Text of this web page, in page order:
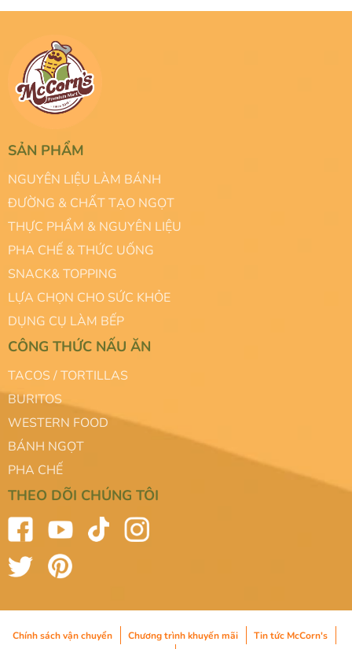
SẢN PHẨM
NGUYÊN LIỆU LÀM BÁNH
ĐƯỜNG & CHẤT TẠO NGỌT
THỰC PHẨM & NGUYÊN LIỆU
PHA CHẾ & THỨC UỐNG
SNACK& TOPPING
LỰA CHỌN CHO SỨC KHỎE
DỤNG CỤ LÀM BẾP
CÔNG THỨC NẤU ĂN
TACOS / TORTILLAS
BURITOS
WESTERN FOOD
BÁNH NGỌT
PHA CHẾ
THEO DÕI CHÚNG TÔI
Chính sách vận chuyển Chương trình khuyến mãi
Tin tức McCorn's